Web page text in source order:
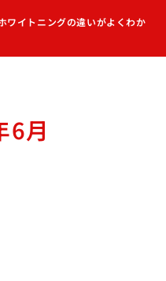
ワイトニングの違いがよくわか
6月